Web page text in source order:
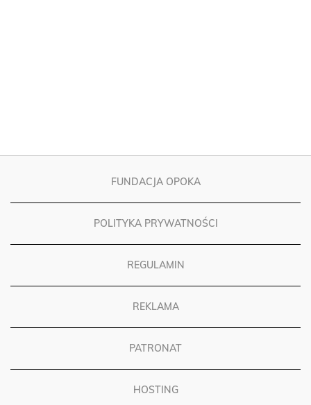
FUNDACJA OPOKA
POLITYKA PRYWATNOŚCI
REGULAMIN
REKLAMA
PATRONAT
HOSTING